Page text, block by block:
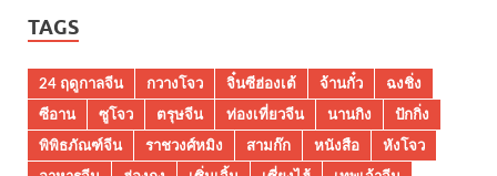
TAGS
24 ฤดูกาลจีน กวางโจว จิ๋นซีฮ่องเต้ จ้านกั๋ว
ฉงชิ่ง
ซีอาน
ซูโจว ตรุษจีน ท่องเที่ยวจีน นานกิง
ปักกิ่ง
พิพิธภัณฑ์จีน
ราชวงศ์หมิง สามก๊ก หนังสือ
หังโจว